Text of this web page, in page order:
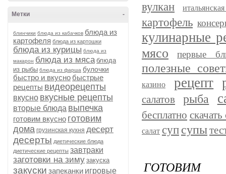
-
Метки
блинчики блюда из кабачков блюда из
картофеля блюда из картошки
блюда из курицы блюда из
макарон блюда из мяса блюда
из рыбы блюда из фарша булочки
быстро и вкусно быстрые
рецепты видеорецепты
вкусно вкусные рецепты
вторые блюда выпечка
готовим вкусно готовим
дома грузинская кухня десерт
десерты диетические блюда
диетические рецепты завтраки
заготовки на зиму закуска
закуски запеканки игровые
вулкан
картофель
кулинарные
мясо
первые
полезные
казино рецепт
салатов рыба
бесплатно
салат суп супы
ГОТОВИМ